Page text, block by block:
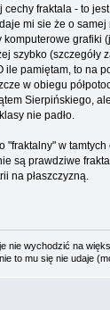
fraktala - to
mi sie że o samej
komputerowe grafiki
szybko (szczegóły
ile pamiętam, to na
w obiegu
Sierpińskiego,
nie padło.
"fraktalny" w tamtych
są prawdziwe
na płaszczyzną.
nie wychodzić na
to mu się nie udaje